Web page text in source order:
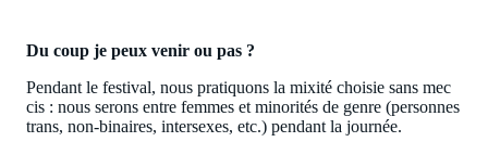
Du coup je peux venir ou pas ?
Pendant le festival, nous pratiquons la mixité choisie sans mec
cis : nous serons entre femmes et minorités de genre (personnes
trans, non-binaires, intersexes, etc.) pendant la journée.